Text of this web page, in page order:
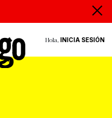
Hola, INICIA SESIÓN